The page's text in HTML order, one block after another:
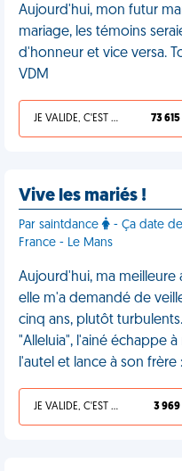
Aujourd'hui, mon futur
mariage, les témoins
d'honneur et vice versa.
VDM
JE VALIDE, C'EST UNE VDM 73 615
Vive les mariés !
Par saintdance
- Ça date
France - Le Mans
Aujourd'hui, ma meilleure
elle m'a demandé de
cinq ans, plutôt
"Alleluia", l'ainé échappe
l'autel et lance à son frère
JE VALIDE, C'EST UNE VDM 3 969